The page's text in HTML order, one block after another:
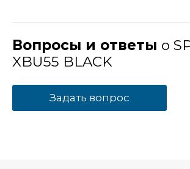
Вопросы и ответы о
XBU55 BLACK
Задать вопрос